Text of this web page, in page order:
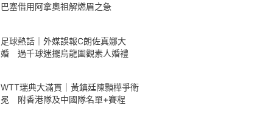
巴塞借用阿拿奧祖解燃眉之急
足球熱話｜外媒誤報C朗佐真娜大
婚 過千球迷擺烏龍圍觀素人婚禮
WTT瑞典大滿貫｜黃鎮廷陳顥樺爭衛
冕 附香港隊及中國隊名單+賽程